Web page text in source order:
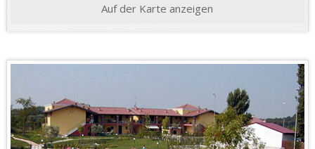
Auf der Karte anzeigen